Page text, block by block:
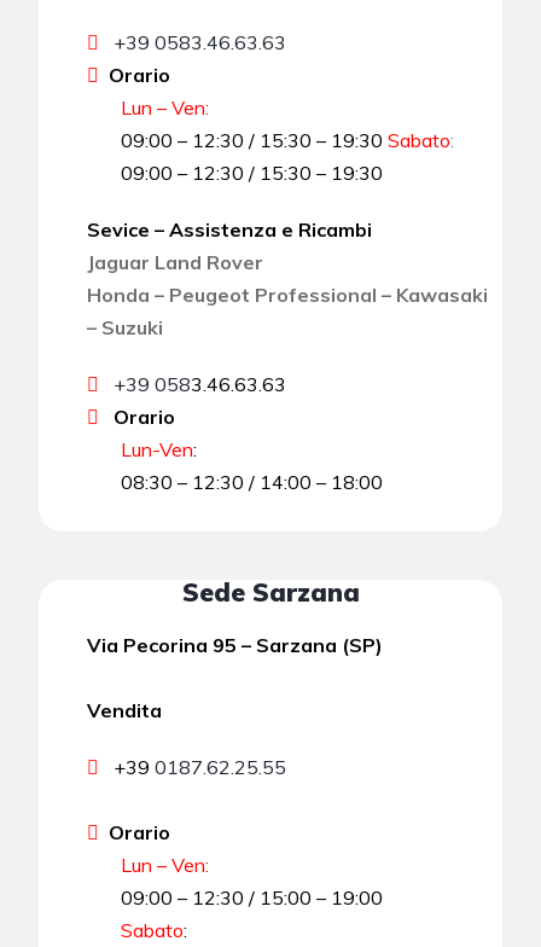
+39 0583.46.63.63
Orario
Lun – Ven:
09:00 – 12:30 / 15:30 – 19:30 Sabato:
09:00 – 12:30 / 15:30 – 19:30
Sevice – Assistenza e Ricambi
Jaguar Land Rover
Honda – Peugeot Professional – Kawasaki
– Suzuki
+39 0583.46.63.63
Orario
Lun-Ven:
08:30 – 12:30 / 14:00 – 18:00
Sede Sarzana
Via Pecorina 95 – Sarzana (SP)
Vendita
+390187.62.25.55
Orario
Lun – Ven:
09:00 – 12:30 / 15:00 – 19:00
Sabato: